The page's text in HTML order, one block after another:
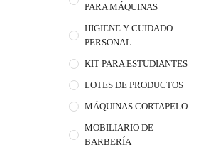
PARA MÁQUINAS
HIGIENE Y CUIDADO
PERSONAL
KIT PARA ESTUDIANTES
LOTES DE PRODUCTOS
MÁQUINAS CORTAPELO
MOBILIARIO DE
BARBERÍA